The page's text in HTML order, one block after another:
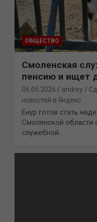
ОБЩЕСТВО
Смоленская
пенсию и ищет
06.05.2026 andrey
новостей в Яндекс
Енур готов стать
Смоленской области
служебной…